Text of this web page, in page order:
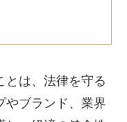
とは、法律を守る
やブランド、業界